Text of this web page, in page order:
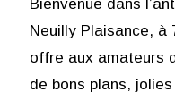
Bienvenue dans
Neuilly Plaisance, à
offre aux amateurs
de bons plans,